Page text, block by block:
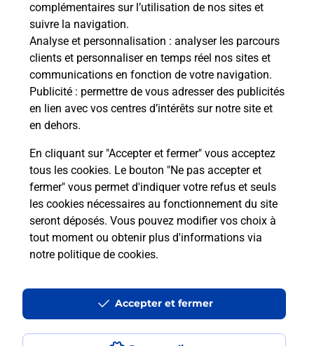
complémentaires sur l’utilisation de nos sites et
suivre la navigation.
Analyse et personnalisation : analyser les parcours
clients et personnaliser en temps réel nos sites et
communications en fonction de votre navigation.
Publicité : permettre de vous adresser des publicités
en lien avec vos centres d’intérêts sur notre site et
en dehors.
En cliquant sur "Accepter et fermer" vous acceptez
tous les cookies. Le bouton "Ne pas accepter et
fermer" vous permet d'indiquer votre refus et seuls
les cookies nécessaires au fonctionnement du site
seront déposés. Vous pouvez modifier vos choix à
tout moment ou obtenir plus d'informations via
notre politique de cookies.
Accepter et fermer
Comment La Poste participe-t-elle
à votre sécurité au quotidien ?
Puis-je passer mon code de la route
avec La Poste et sous quelles
conditions ?
Localiser Liste Haute-Garonne VILLEMUR SUR TARN
Accessibilité : partiellement conforme
Conditions contractuelles